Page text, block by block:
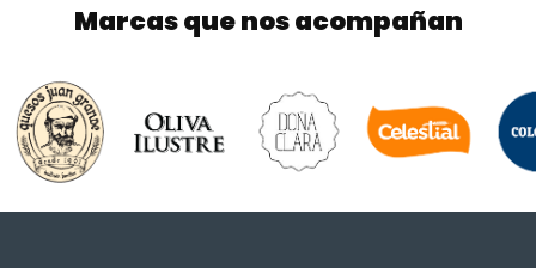
Marcas que nos acompañan